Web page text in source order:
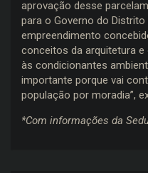
aprovação desse
para o Governo do Distrito
empreendimento
conceitos da arquitetura e
às condicionantes
importante porque vai
população por moradia”,
*Com informações da